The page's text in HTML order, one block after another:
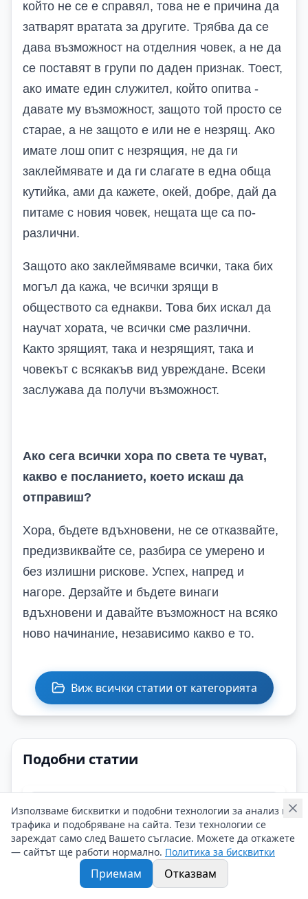
който не се е справял, това не е причина да
затварят вратата за другите. Трябва да се
дава възможност на отделния човек, а не да
се поставят в групи по даден признак. Тоест,
ако имате един служител, който опитва -
давате му възможност, защото той просто се
старае, а не защото е или не е незрящ. Ако
имате лош опит с незрящия, не да ги
заклеймявате и да ги слагате в една обща
кутийка, ами да кажете, окей, добре, дай да
питаме с новия човек, нещата ще са по-
различни.
Защото ако заклеймяваме всички, така бих
могъл да кажа, че всички зрящи в
обществото са еднакви. Това бих искал да
научат хората, че всички сме различни.
Както зрящият, така и незрящият, така и
човекът с всякакъв вид увреждане. Всеки
заслужава да получи възможност.
Ако сега всички хора по света те чуват,
какво е посланието, което искаш да
отправиш?
Хора, бъдете вдъхновени, не се отказвайте,
предизвиквайте се, разбира се умерено и
без излишни рискове. Успех, напред и
нагоре. Дерзайте и бъдете винаги
вдъхновени и давайте възможност на всяко
ново начинание, независимо какво е то.
Виж всички статии от категорията
Подобни статии
Използваме бисквитки и подобни технологии за анализ на
трафика и подобряване на сайта. Тези технологии се
зареждат само след Вашето съгласие. Можете да откажете
— сайтът ще работи нормално. Политика за бисквитки
Приемам Отказвам